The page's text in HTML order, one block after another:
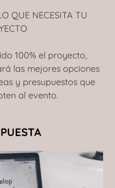
QUE NECESITA TU
100% el proyecto,
las mejores opciones
y presupuestos que
al evento.